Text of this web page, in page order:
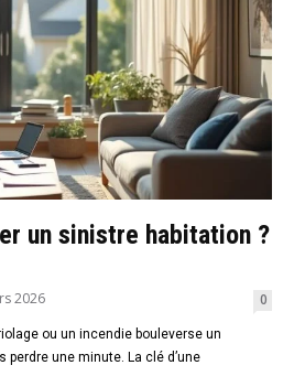
un sinistre habitation ?
2026 0
ou un incendie bouleverse un
une minute. La clé d’une